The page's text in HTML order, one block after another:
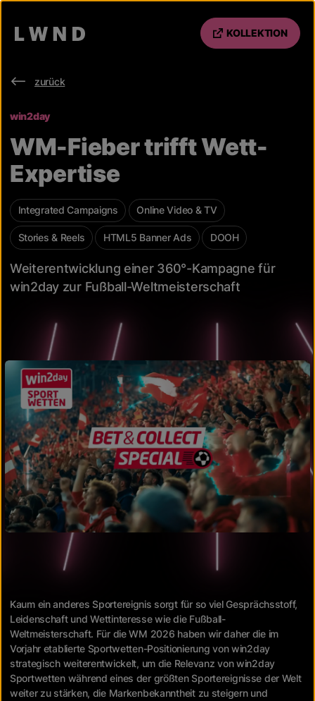
KOLLEKTION
zurück
win2day
WM-Fieber trifft Wett-
Expertise
Integrated Campaigns Online Video & TV
Stories & Reels HTML5 Banner Ads DOOH
Weiterentwicklung einer 360°-Kampagne für
win2day zur Fußball-Weltmeisterschaft
Kaum ein anderes Sportereignis sorgt für so viel Gesprächsstoff,
Leidenschaft und Wettinteresse wie die Fußball-
Weltmeisterschaft. Für die WM 2026 haben wir daher die im
Vorjahr etablierte Sportwetten-Positionierung von win2day
strategisch weiterentwickelt, um die Relevanz von win2day
Sportwetten während eines der größten Sportereignisse der Welt
weiter zu stärken, die Markenbekanntheit zu steigern und